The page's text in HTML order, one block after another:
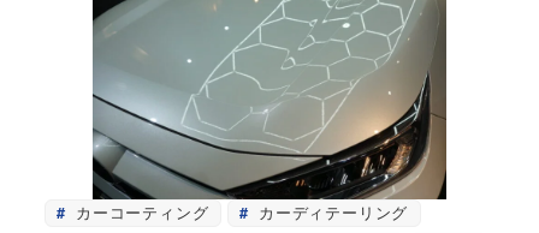
カーコーティング
カーディテーリング